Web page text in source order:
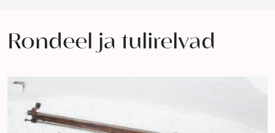
Rondeel ja tulirelvad